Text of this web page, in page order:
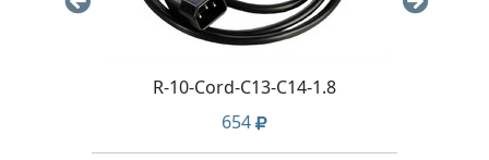
R-10-Cord-C13-C14-1.8
654